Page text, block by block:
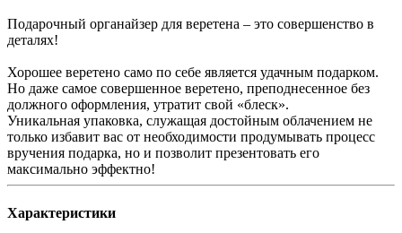
Подарочный органайзер для веретена – это совершенство в
деталях!
Хорошее веретено само по себе является удачным подарком.
Но даже самое совершенное веретено, преподнесенное без
должного оформления, утратит свой «блеск».
Уникальная упаковка, служащая достойным облачением не
только избавит вас от необходимости продумывать процесс
вручения подарка, но и позволит презентовать его
максимально эффектно!
Характеристики